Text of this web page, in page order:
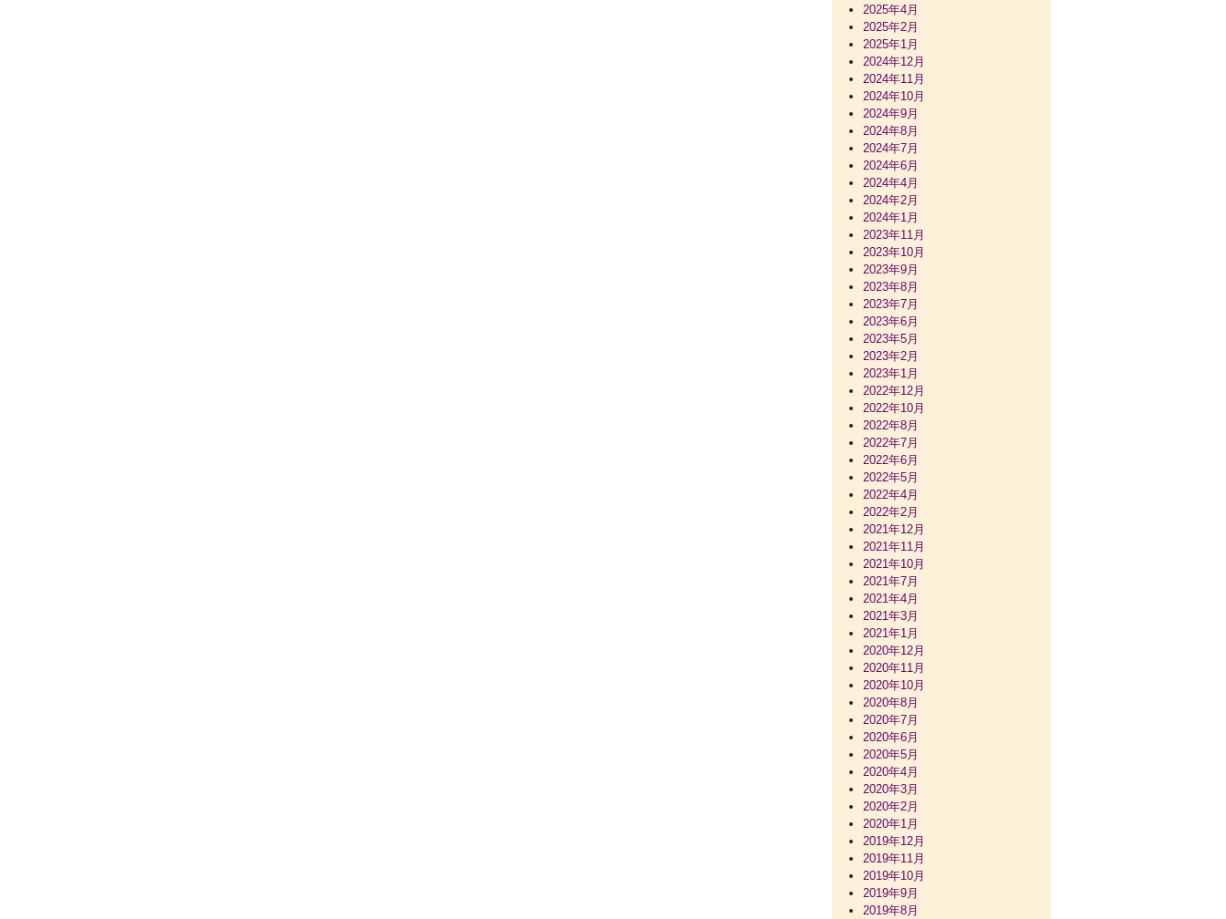
2025年4月
2025年2月
2025年1月
2024年12月
2024年11月
2024年10月
2024年9月
2024年8月
2024年7月
2024年6月
2024年4月
2024年2月
2024年1月
2023年11月
2023年10月
2023年9月
2023年8月
2023年7月
2023年6月
2023年5月
2023年2月
2023年1月
2022年12月
2022年10月
2022年8月
2022年7月
2022年6月
2022年5月
2022年4月
2022年2月
2021年12月
2021年11月
2021年10月
2021年7月
2021年4月
2021年3月
2021年1月
2020年12月
2020年11月
2020年10月
2020年8月
2020年7月
2020年6月
2020年5月
2020年4月
2020年3月
2020年2月
2020年1月
2019年12月
2019年11月
2019年10月
2019年9月
2019年8月